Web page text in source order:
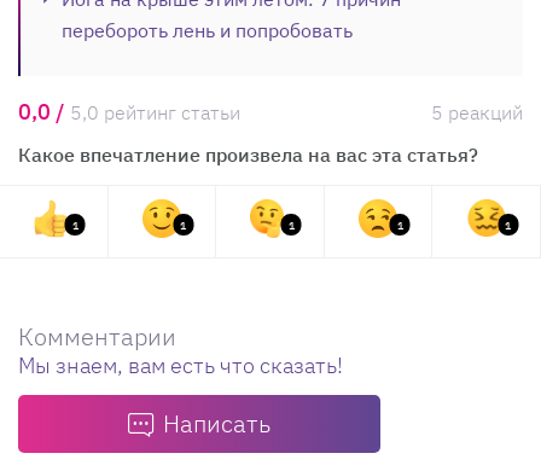
перебороть лень и попробовать
0,0 / 5,0 рейтинг статьи
5 реакций
Какое впечатление произвела на вас эта статья?
1 1 1 1 1
Комментарии
Мы знаем, вам есть что сказать!
Написать